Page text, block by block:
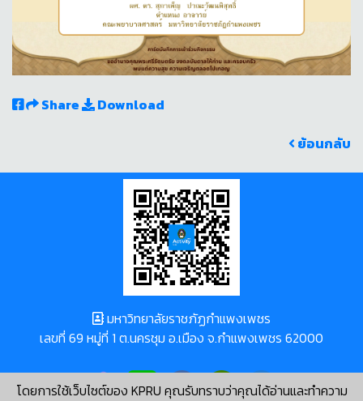
Share
Download
ย้อนกลับ
โดยการใช้เว็บไซต์ของ KPRU คุณรับทราบว่าคุณได้อ่านและทำความ
มหาวิทยาลัยราชภัฏกำแพงเพชร
เลขที่ 69 หมู่ที่ 1 ต.นครชุม อ.เมือง จ.กำแพงเพชร 62000